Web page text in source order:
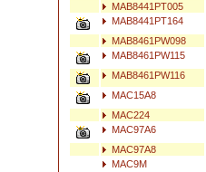
MAB8441PT005
MAB8441PT164
MAB8461PW098
MAB8461PW115
MAB8461PW116
MAC15A8
MAC224
MAC97A6
MAC97A8
MAC9M